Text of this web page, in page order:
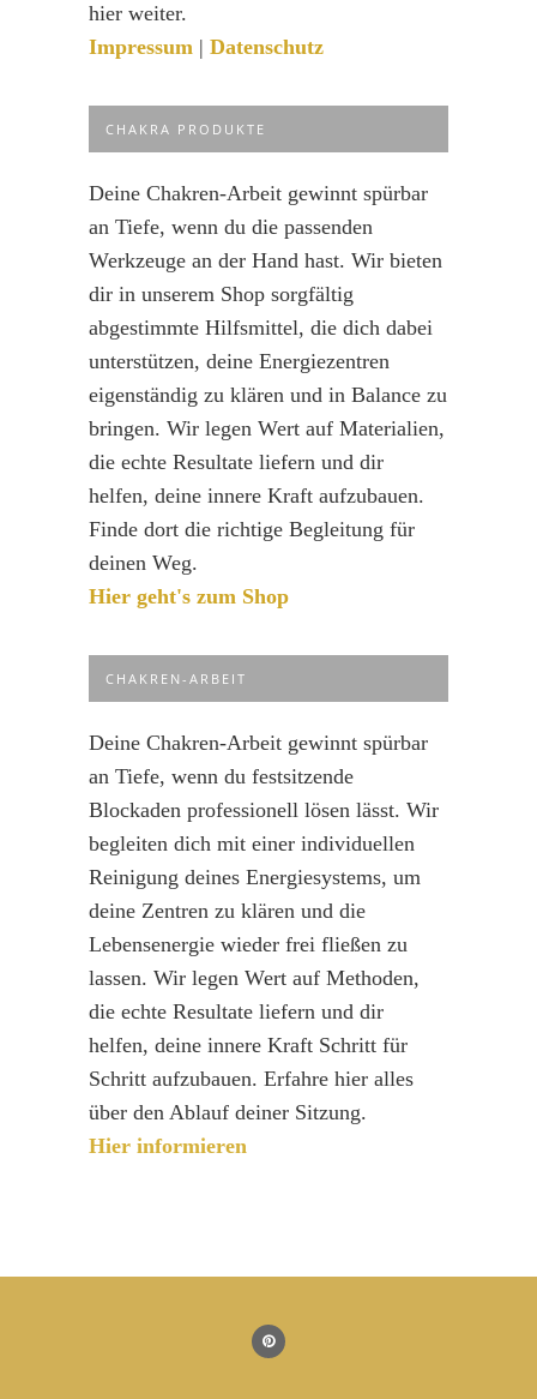
hier weiter.
Impressum | Datenschutz
CHAKRA PRODUKTE
Deine Chakren-Arbeit gewinnt spürbar
an Tiefe, wenn du die passenden
Werkzeuge an der Hand hast. Wir bieten
dir in unserem Shop sorgfältig
abgestimmte Hilfsmittel, die dich dabei
unterstützen, deine Energiezentren
eigenständig zu klären und in Balance zu
bringen. Wir legen Wert auf Materialien,
die echte Resultate liefern und dir
helfen, deine innere Kraft aufzubauen.
Finde dort die richtige Begleitung für
deinen Weg.
Hier geht's zum Shop
CHAKREN-ARBEIT
Deine Chakren-Arbeit gewinnt spürbar
an Tiefe, wenn du festsitzende
Blockaden professionell lösen lässt. Wir
begleiten dich mit einer individuellen
Reinigung deines Energiesystems, um
deine Zentren zu klären und die
Lebensenergie wieder frei fließen zu
lassen. Wir legen Wert auf Methoden,
die echte Resultate liefern und dir
helfen, deine innere Kraft Schritt für
Schritt aufzubauen. Erfahre hier alles
über den Ablauf deiner Sitzung.
Hier informieren